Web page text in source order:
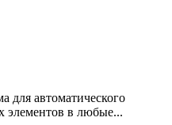
для автоматического
элементов в любые...